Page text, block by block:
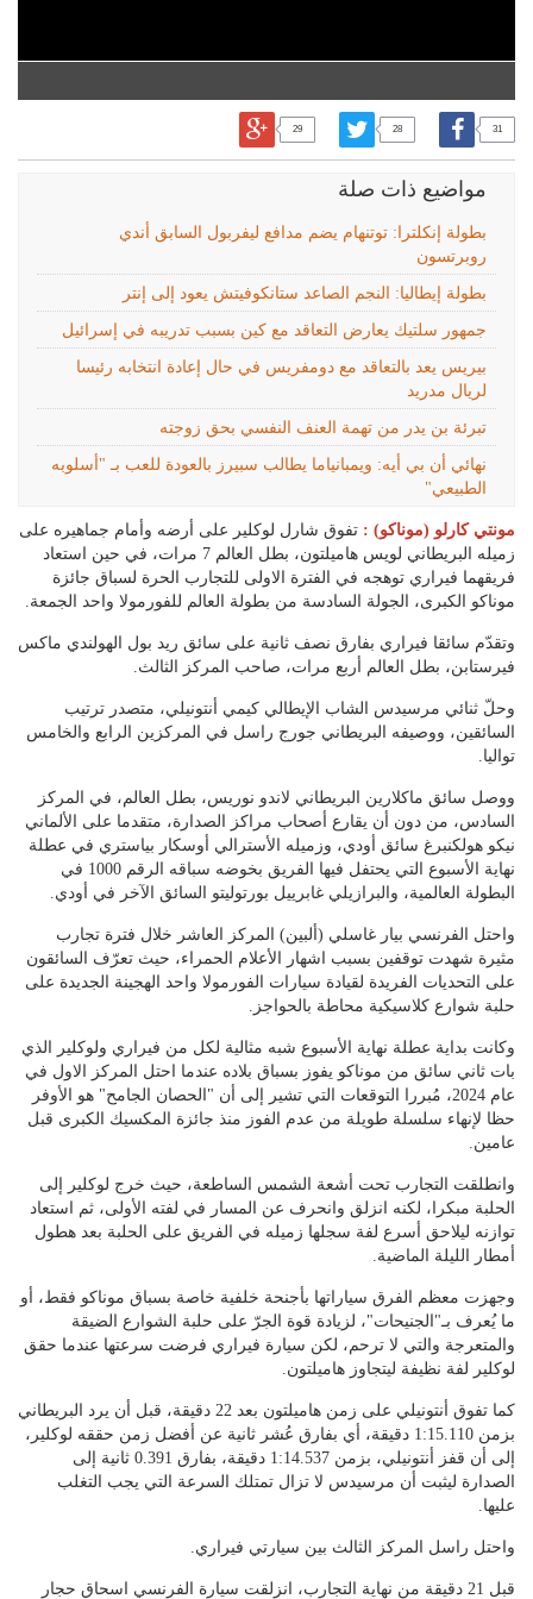
31
28
29
مواضيع ذات صلة
بطولة إنكلترا: توتنهام يضم مدافع ليفربول السابق أندي
روبرتسون
بطولة إيطاليا: النجم الصاعد ستانكوفيتش يعود إلى إنتر
جمهور سلتيك يعارض التعاقد مع كين بسبب تدريبه في إسرائيل
بيريس يعد بالتعاقد مع دومفريس في حال إعادة انتخابه رئيسا
لريال مدريد
تبرئة بن يدر من تهمة العنف النفسي بحق زوجته
نهائي أن بي أيه: ويمبانياما يطالب سبيرز بالعودة للعب بـ "أسلوبه
الطبيعي"
مونتي كارلو (موناكو) : تفوق شارل لوكلير على أرضه وأمام جماهيره على
زميله البريطاني لويس هاميلتون، بطل العالم 7 مرات، في حين استعاد
فريقهما فيراري توهجه في الفترة الاولى للتجارب الحرة لسباق جائزة
موناكو الكبرى، الجولة السادسة من بطولة العالم للفورمولا واحد الجمعة.
وتقدّم سائقا فيراري بفارق نصف ثانية على سائق ريد بول الهولندي ماكس
فيرستابن، بطل العالم أربع مرات، صاحب المركز الثالث.
وحلّ ثنائي مرسيدس الشاب الإيطالي كيمي أنتونيلي، متصدر ترتيب
السائقين، ووصيفه البريطاني جورج راسل في المركزين الرابع والخامس
تواليا.
ووصل سائق ماكلارين البريطاني لاندو نوريس، بطل العالم، في المركز
السادس، من دون أن يقارع أصحاب مراكز الصدارة، متقدما على الألماني
نيكو هولكنبرغ سائق أودي، وزميله الأسترالي أوسكار بياستري في عطلة
نهاية الأسبوع التي يحتفل فيها الفريق بخوضه سباقه الرقم 1000 في
البطولة العالمية، والبرازيلي غابرييل بورتوليتو السائق الآخر في أودي.
واحتل الفرنسي بيار غاسلي (ألبين) المركز العاشر خلال فترة تجارب
مثيرة شهدت توقفين بسبب اشهار الأعلام الحمراء، حيث تعرّف السائقون
على التحديات الفريدة لقيادة سيارات الفورمولا واحد الهجينة الجديدة على
حلبة شوارع كلاسيكية محاطة بالحواجز.
وكانت بداية عطلة نهاية الأسبوع شبه مثالية لكل من فيراري ولوكلير الذي
بات ثاني سائق من موناكو يفوز بسباق بلاده عندما احتل المركز الاول في
عام 2024، مُبررا التوقعات التي تشير إلى أن "الحصان الجامح" هو الأوفر
حظا لإنهاء سلسلة طويلة من عدم الفوز منذ جائزة المكسيك الكبرى قبل
عامين.
وانطلقت التجارب تحت أشعة الشمس الساطعة، حيث خرج لوكلير إلى
الحلبة مبكرا، لكنه انزلق وانحرف عن المسار في لفته الأولى، ثم استعاد
توازنه ليلاحق أسرع لفة سجلها زميله في الفريق على الحلبة بعد هطول
أمطار الليلة الماضية.
وجهزت معظم الفرق سياراتها بأجنحة خلفية خاصة بسباق موناكو فقط، أو
ما يُعرف بـ"الجنيحات"، لزيادة قوة الجرّ على حلبة الشوارع الضيقة
والمتعرجة والتي لا ترحم، لكن سيارة فيراري فرضت سرعتها عندما حقق
لوكلير لفة نظيفة ليتجاوز هاميلتون.
كما تفوق أنتونيلي على زمن هاميلتون بعد 22 دقيقة، قبل أن يرد البريطاني
بزمن 1:15.110 دقيقة، أي بفارق عُشر ثانية عن أفضل زمن حققه لوكلير،
إلى أن قفز أنتونيلي، بزمن 1:14.537 دقيقة، بفارق 0.391 ثانية إلى
الصدارة ليثبت أن مرسيدس لا تزال تمتلك السرعة التي يجب التغلب
عليها.
واحتل راسل المركز الثالث بين سيارتي فيراري.
قبل 21 دقيقة من نهاية التجارب، انزلقت سيارة الفرنسي اسحاق حجار